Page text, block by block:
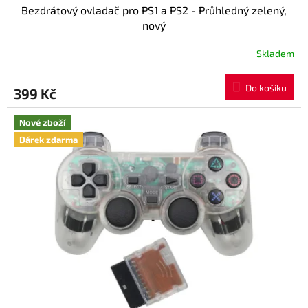
Bezdrátový ovladač pro PS1 a PS2 - Průhledný zelený,
nový
Skladem
399 Kč Do košíku
Nové zboží
Dárek zdarma